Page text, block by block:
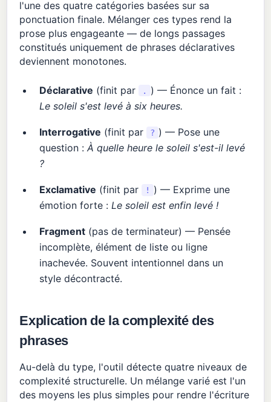
l'une des quatre catégories basées sur sa
ponctuation finale. Mélanger ces types rend la
prose plus engageante — de longs passages
constitués uniquement de phrases déclaratives
deviennent monotones.
Déclarative (finit par .
) — Énonce un fait :
Le soleil s'est levé à six heures.
Interrogative (finit par ? ) — Pose une
question : À quelle heure le soleil s'est-il levé
?
Exclamative (finit par !
) — Exprime une
émotion forte : Le soleil est enfin levé !
Fragment(pas de terminateur) — Pensée
incomplète, élément de liste ou ligne
inachevée. Souvent intentionnel dans un
style décontracté.
Explication de la complexité des
phrases
Au-delà du type, l'outil détecte quatre niveaux de
complexité structurelle. Un mélange varié est l'un
des moyens les plus simples pour rendre l'écriture